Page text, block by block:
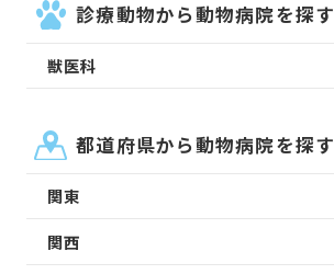
診療動物から動物病院を探す
獣医科
都道府県から動物病院を探す
関東
関西